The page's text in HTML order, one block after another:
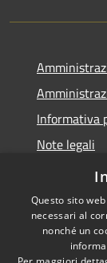
Informativa
Note legali
Questo sito
necessari al
nonché un